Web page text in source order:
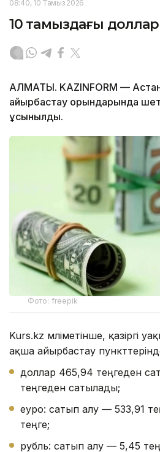
08:40, 10 Тамыз 2026
10 тамыздағы доллар
АЛМАТЫ. KAZINFORM —
айырбастау орындарында
ұсынылды.
Фото: freepik
Kurs.kz мәліметінше, қазіргі
ақша айырбастау
доллар 465,94 теңгеден
теңгеден сатылады;
еуро: сатып алу — 533,91
теңге;
рубль: сатып алу — 5,45